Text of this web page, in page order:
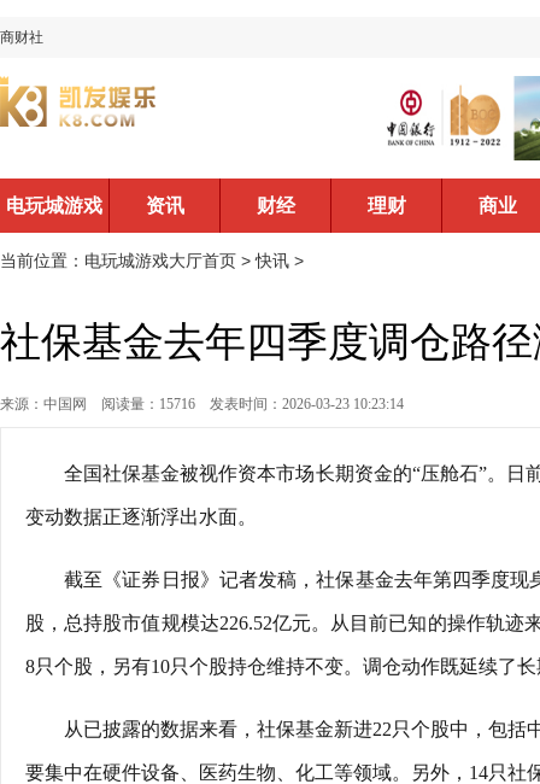
商财社
电玩城游戏
大厅首页
资讯 财经 理财 商业
当前位置： 电玩城游戏大厅首页 >快讯 >
社保基金去年四季度调仓路
来源：中国网 阅读量：15716 发表时间：2026-03-23 10:23:14
全国社保基金被视作资本市场长期资金的“压舱石”。
变动数据正逐渐浮出水面。
截至《证券日报》记者发稿，社保基金去年第四季度现
股，总持股市值规模达226.52亿元。从目前已知的操作轨
8只个股，另有10只个股持仓维持不变。调仓动作既延续了
从已披露的数据来看，社保基金新进22只个股中，包
要集中在硬件设备、医药生物、化工等领域。另外，14只